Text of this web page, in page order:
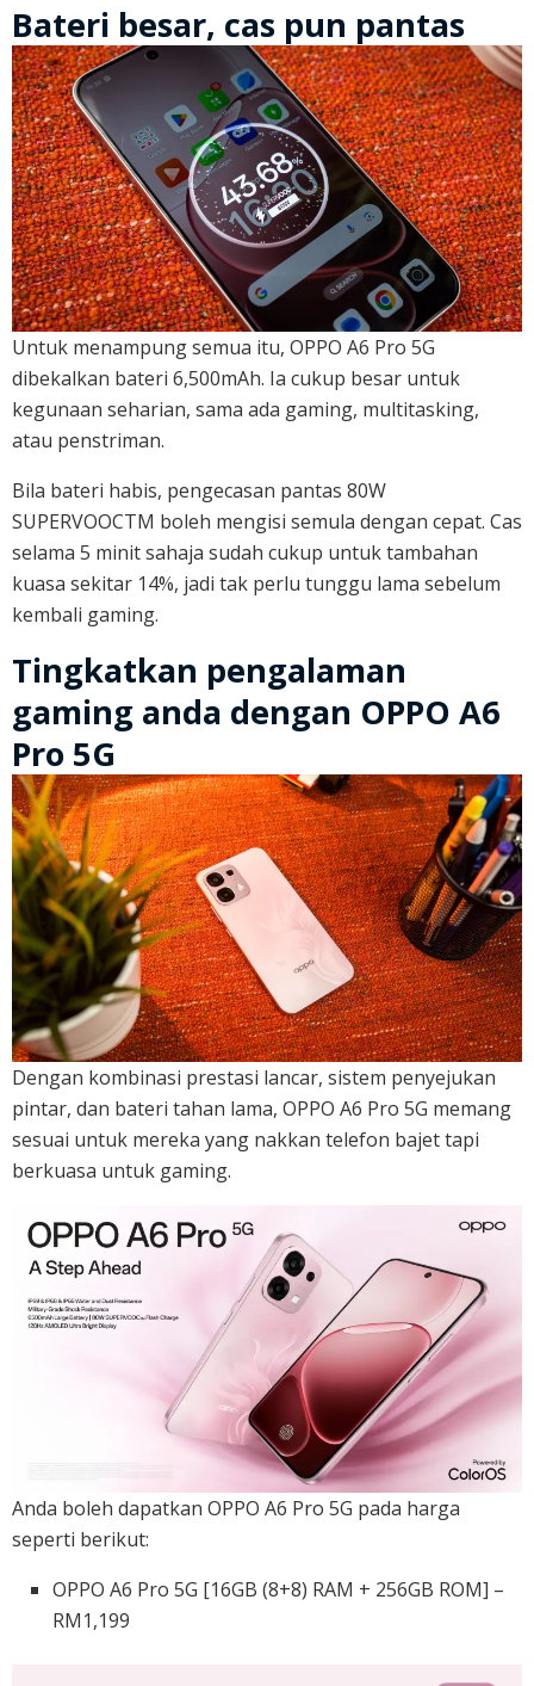
Bateri besar, cas pun pantas
Untuk menampung semua itu, OPPO A6 Pro 5G
dibekalkan bateri 6,500mAh. Ia cukup besar untuk
kegunaan seharian, sama ada gaming, multitasking,
atau penstriman.
Bila bateri habis, pengecasan pantas 80W
SUPERVOOCTM boleh mengisi semula dengan cepat. Cas
selama 5 minit sahaja sudah cukup untuk tambahan
kuasa sekitar 14%, jadi tak perlu tunggu lama sebelum
kembali gaming.
Tingkatkan pengalaman
gaming anda dengan OPPO A6
Pro 5G
Dengan kombinasi prestasi lancar, sistem penyejukan
pintar, dan bateri tahan lama, OPPO A6 Pro 5G memang
sesuai untuk mereka yang nakkan telefon bajet tapi
berkuasa untuk gaming.
Anda boleh dapatkan OPPO A6 Pro 5G pada harga
seperti berikut:
OPPO A6 Pro 5G [16GB (8+8) RAM + 256GB ROM] –
RM1,199